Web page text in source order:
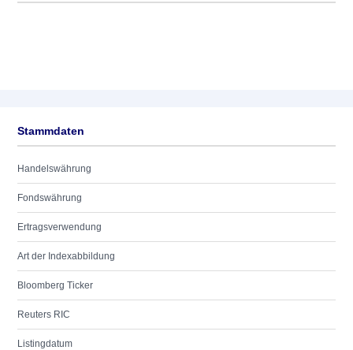
Stammdaten
Handelswährung
Fondswährung
Ertragsverwendung
Art der Indexabbildung
Bloomberg Ticker
Reuters RIC
Listingdatum